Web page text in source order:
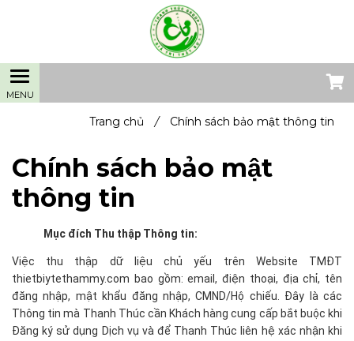
Chính sách bảo mật
thông tin
Mục đích Thu thập Thông tin:
Việc thu thập dữ liệu chủ yếu trên Website TMĐT
thietbiytethammy.com bao gồm: email, điện thoại, địa chỉ, tên
đăng nhập, mật khẩu đăng nhập, CMND/Hộ chiếu. Đây là các
Thông tin mà Thanh Thúc cần Khách hàng cung cấp bắt buộc khi
Đăng ký sử dụng Dịch vụ và để Thanh Thúc liên hệ xác nhận khi
Trang chủ / Chính sách bảo mật thông tin